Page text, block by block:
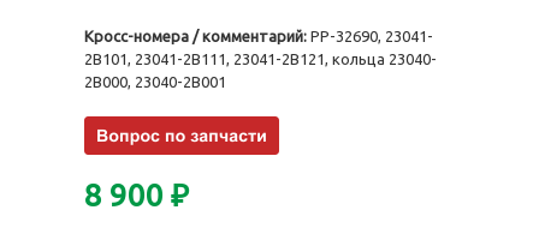
Кросс-номера / комментарий: PP-32690, 23041-
2B101, 23041-2B111, 23041-2B121, кольца 23040-
2B000, 23040-2B001
8 900 ₽